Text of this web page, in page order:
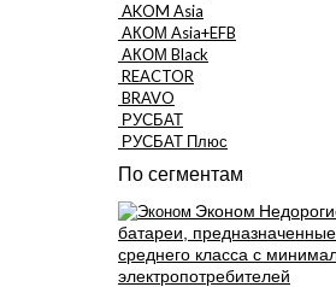
AKOM Asia
АКОМ Asia+EFB
АКОМ Black
REACTOR
BRAVO
РУСБАТ
РУСБАТ Плюс
По сегментам
Эконом
батареи,
среднего класса с
электропотребителей